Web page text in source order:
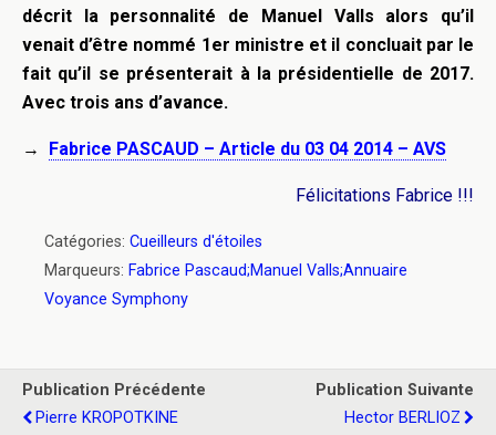
décrit la personnalité de Manuel Valls alors qu’il
venait d’être nommé 1er ministre et il concluait par le
fait qu’il se présenterait à la présidentielle de 2017.
Avec trois ans d’avance.
→ Fabrice PASCAUD – Article du 03 04 2014 – AVS
Félicitations Fabrice !!!
Catégories: Cueilleurs d'étoiles
Marqueurs: Fabrice Pascaud;Manuel Valls;Annuaire
Voyance Symphony
Publication Précédente
Pierre KROPOTKINE
Publication Suivante
Hector BERLIOZ